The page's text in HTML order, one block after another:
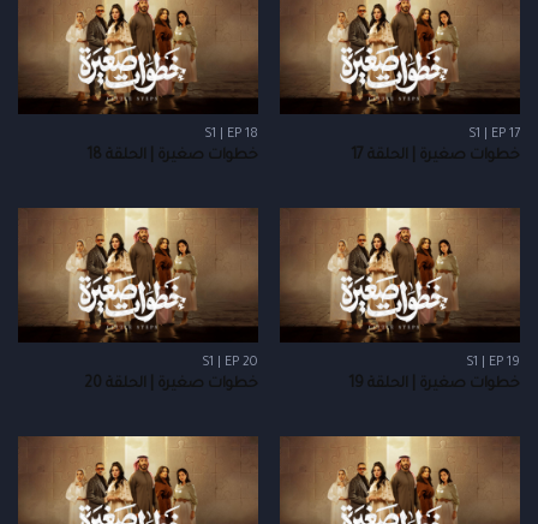
S1 | EP 17
خطوات صغيرة | الحلقة 17
S1 | EP 18
خطوات صغيرة | الحلقة 18
S1 | EP 19
خطوات صغيرة | الحلقة 19
S1 | EP 20
خطوات صغيرة | الحلقة 20